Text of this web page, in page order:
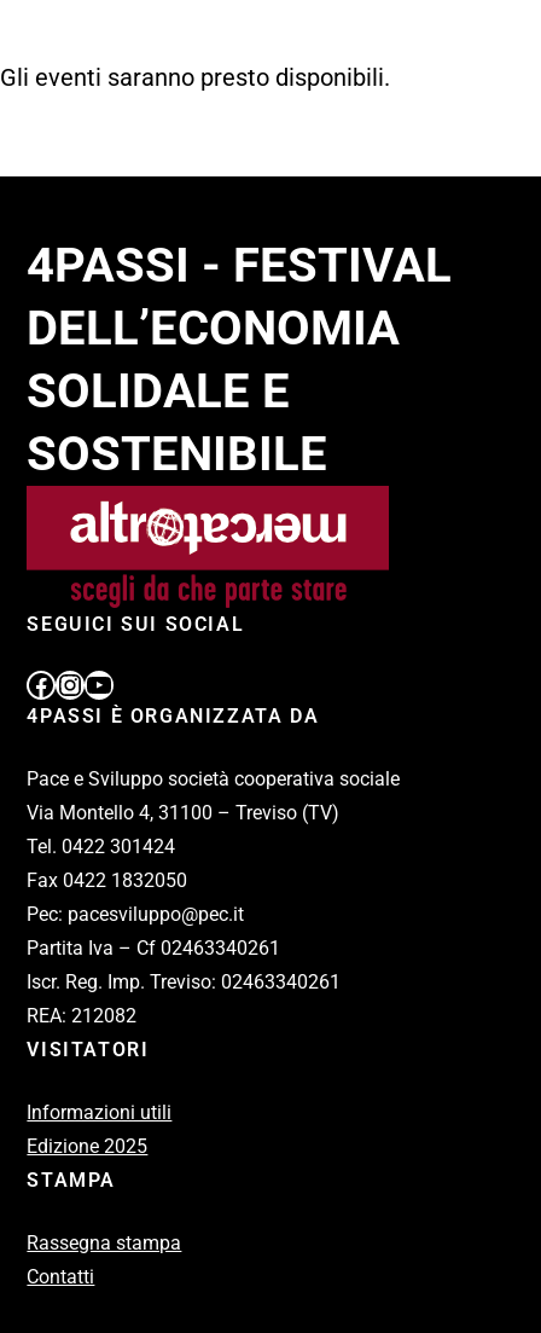
Gli eventi saranno presto disponibili.
4PASSI - FESTIVAL
DELL’ECONOMIA
SOLIDALE E
SOSTENIBILE
SEGUICI SUI SOCIAL
4PASSI È ORGANIZZATA DA
Pace e Sviluppo società cooperativa sociale
Via Montello 4, 31100 – Treviso (TV)
Tel. 0422 301424
Fax 0422 1832050
Pec: pacesviluppo@pec.it
Partita Iva – Cf 02463340261
Iscr. Reg. Imp. Treviso: 02463340261
REA: 212082
VISITATORI
Informazioni utili
Edizione 2025
STAMPA
Rassegna stampa
Contatti